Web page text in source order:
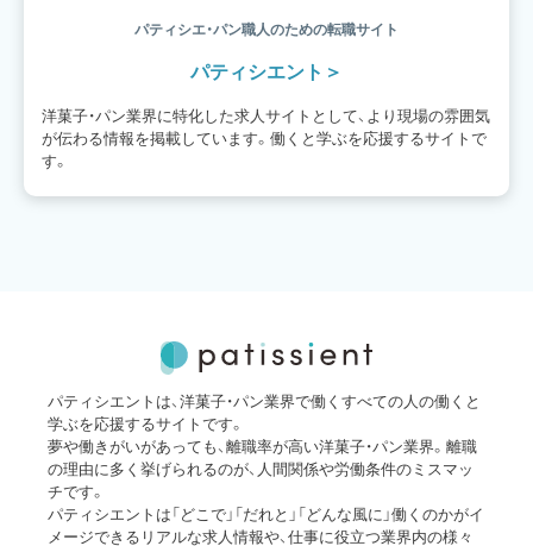
パティシエ・パン職人のための転職サイト
パティシエント
洋菓子・パン業界に特化した求人サイトとして、より現場の雰囲気
が伝わる情報を掲載しています。働くと学ぶを応援するサイトで
す。
パティシエントは、洋菓子・パン業界で働くすべての人の働くと
学ぶを応援するサイトです。
夢や働きがいがあっても、離職率が高い洋菓子・パン業界。離職
の理由に多く挙げられるのが、人間関係や労働条件のミスマッ
チです。
パティシエントは「どこで」「だれと」「どんな風に」働くのかがイ
メージできるリアルな求人情報や、仕事に役立つ業界内の様々